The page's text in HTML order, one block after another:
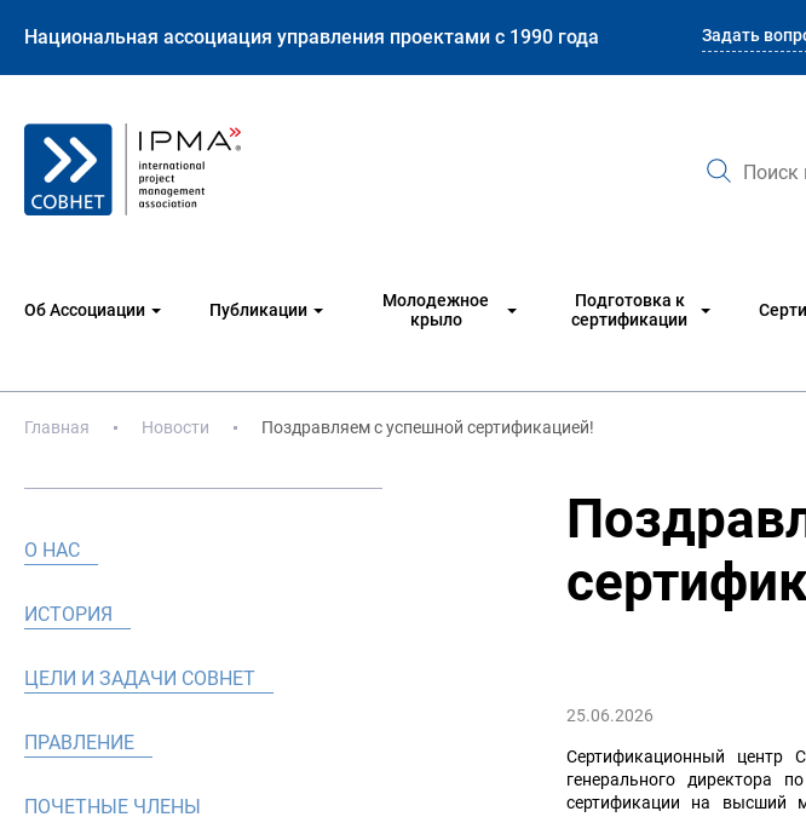
Национальная ассоциация управления проектами с 1990 года Задать
Об Ассоциации Публикации
Молодежное
крыло
Подготовка к
сертификации
Главная Новости Поздравляем с успешной сертификацией!
О НАС
ИСТОРИЯ
ЦЕЛИ И ЗАДАЧИ СОВНЕТ
ПРАВЛЕНИЕ
ПОЧЕТНЫЕ ЧЛЕНЫ
25.06.2026
Сертификационный центр
генерального директора
сертификации на высший